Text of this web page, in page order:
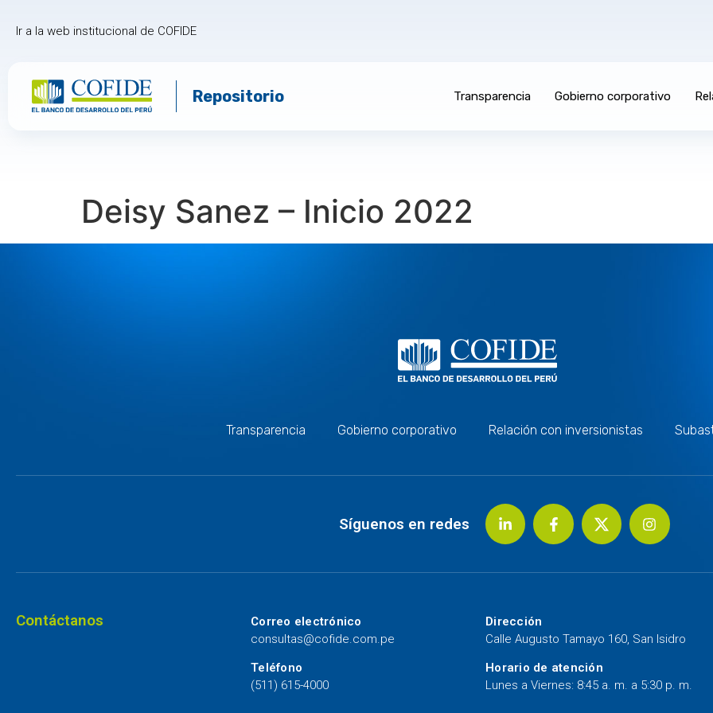
Ir a la web institucional de COFIDE
Repositorio Transparencia Gobierno corporativo
Deisy Sanez – Inicio 2022
Transparencia Gobierno corporativo Relación con inversionistas
Síguenos en redes
Contáctanos
Correo electrónico
consultas@cofide.com.pe
Teléfono
(511) 615-4000
Dirección
Calle Augusto Tamayo 160, San Isidro
Horario de atención
Lunes a Viernes: 8:45 a. m. a 5:30 p. m.